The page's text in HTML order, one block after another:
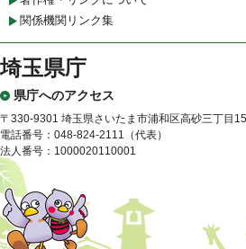
関係機関リンク集
埼玉県庁
県庁へのアクセス
〒330-9301 埼玉県さいたま市浦和区高砂三丁目
電話番号：048-824-2111（代表）
法人番号：1000020110001